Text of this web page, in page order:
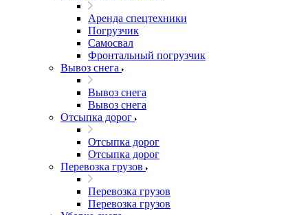
Аренда спецтехники
Погрузчик
Самосвал
Фронтальный погрузчик
Вывоз снега
Вывоз снега
Вывоз снега
Отсыпка дорог
Отсыпка дорог
Отсыпка дорог
Перевозка грузов
Перевозка грузов
Перевозка грузов